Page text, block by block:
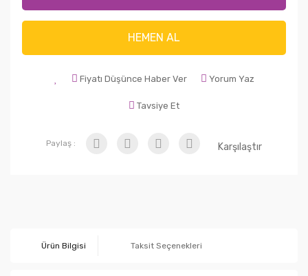
HEMEN AL
Fiyatı Düşünce Haber Ver Yorum Yaz
Tavsiye Et
Paylaş : Karşılaştır
Ürün Bilgisi Taksit Seçenekleri